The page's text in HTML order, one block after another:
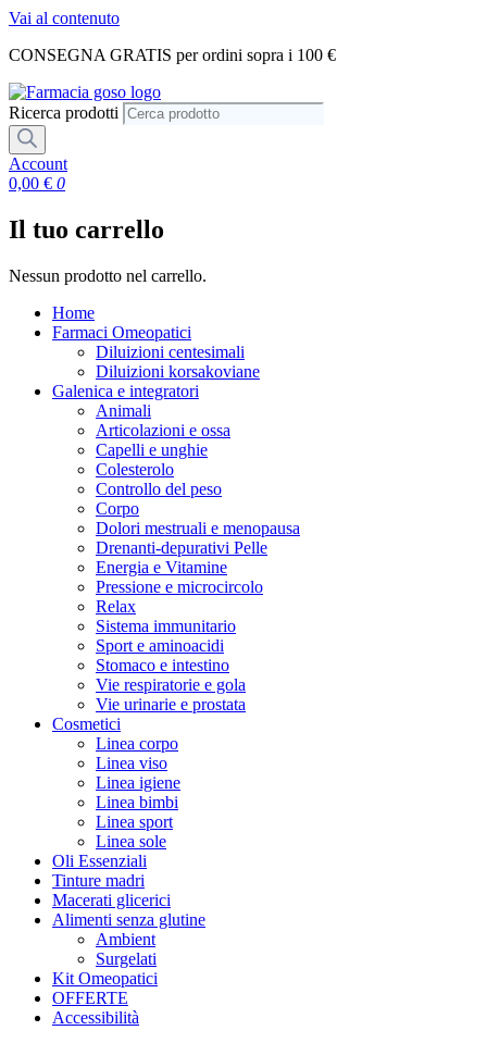
Vai al contenuto
CONSEGNA GRATIS per ordini sopra i 100 €
Ricerca prodotti
Account
0,00 € 0
Il tuo carrello
Nessun prodotto nel carrello.
Home
Farmaci Omeopatici
Diluizioni centesimali
Diluizioni korsakoviane
Galenica e integratori
Animali
Articolazioni e ossa
Capelli e unghie
Colesterolo
Controllo del peso
Corpo
Dolori mestruali e menopausa
Drenanti-depurativi Pelle
Energia e Vitamine
Pressione e microcircolo
Relax
Sistema immunitario
Sport e aminoacidi
Stomaco e intestino
Vie respiratorie e gola
Vie urinarie e prostata
Cosmetici
Linea corpo
Linea viso
Linea igiene
Linea bimbi
Linea sport
Linea sole
Oli Essenziali
Tinture madri
Macerati glicerici
Alimenti senza glutine
Ambient
Surgelati
Kit Omeopatici
OFFERTE
Accessibilità